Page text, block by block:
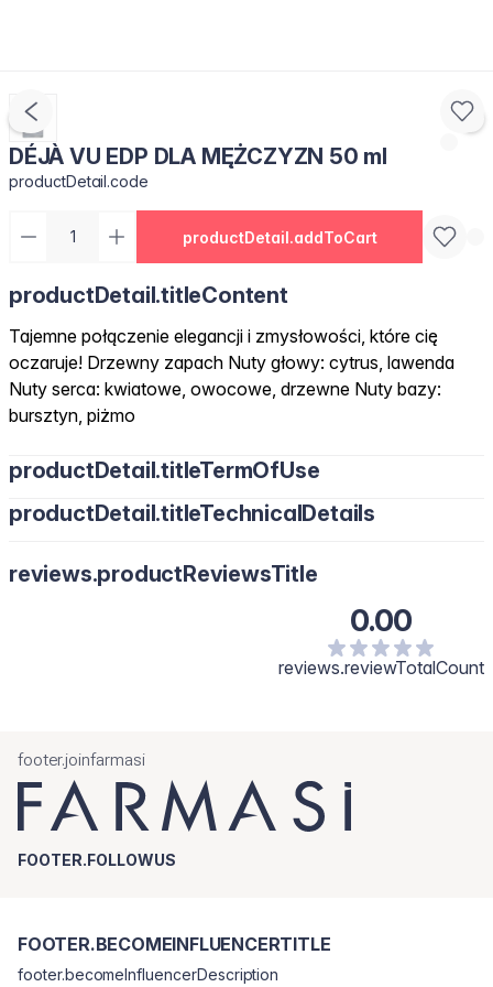
DÉJÀ VU EDP DLA MĘŻCZYZN 50 ml
productDetail.code
productDetail.addToCart
productDetail.titleContent
Tajemne połączenie elegancji i zmysłowości, które cię
oczaruje! Drzewny zapach Nuty głowy: cytrus, lawenda
Nuty serca: kwiatowe, owocowe, drzewne Nuty bazy:
bursztyn, piżmo
productDetail.titleTermOfUse
productDetail.titleTechnicalDetails
reviews.productReviewsTitle
0.00
reviews.reviewTotalCount
footer.joinfarmasi
FOOTER.FOLLOWUS
FOOTER.BECOMEINFLUENCERTITLE
footer.becomeInfluencerDescription